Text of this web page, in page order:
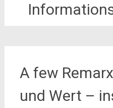
A few
und Wert –